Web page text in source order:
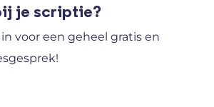
je scriptie?
voor een geheel gratis en